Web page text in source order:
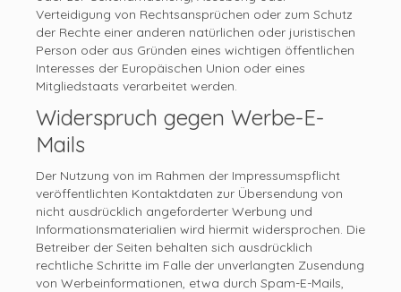
Verteidigung von Rechtsansprüchen oder zum Schutz
der Rechte einer anderen natürlichen oder juristischen
Person oder aus Gründen eines wichtigen öffentlichen
Interesses der Europäischen Union oder eines
Mitgliedstaats verarbeitet werden.
Widerspruch gegen Werbe-E-
Mails
Der Nutzung von im Rahmen der Impressumspflicht
veröffentlichten Kontaktdaten zur Übersendung von
nicht ausdrücklich angeforderter Werbung und
Informationsmaterialien wird hiermit widersprochen. Die
Betreiber der Seiten behalten sich ausdrücklich
rechtliche Schritte im Falle der unverlangten Zusendung
von Werbeinformationen, etwa durch Spam-E-Mails,